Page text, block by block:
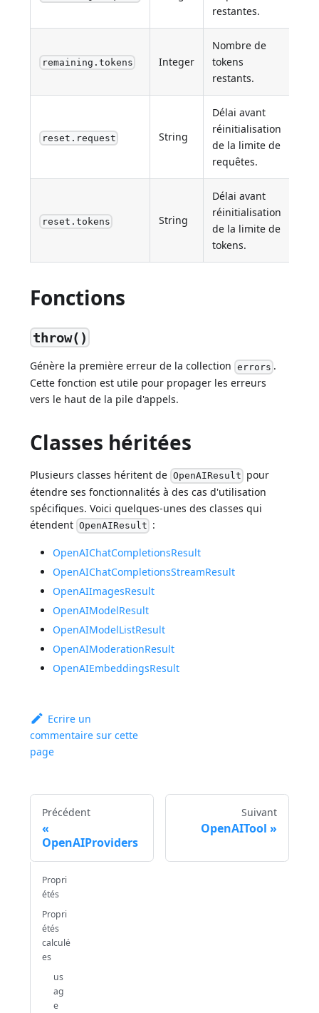
restantes.
remaining.tokens Integer
Nombre de
tokens
restants.
reset.request String
Délai avant
réinitialisation
de la limite de
requêtes.
reset.tokens String
Délai avant
réinitialisation
de la limite de
tokens.
Fonctions
throw()
Génère la première erreur de la collection errors .
Cette fonction est utile pour propager les erreurs
vers le haut de la pile d'appels.
Classes héritées
Plusieurs classes héritent de OpenAIResult pour
étendre ses fonctionnalités à des cas d'utilisation
spécifiques. Voici quelques-unes des classes qui
étendent OpenAIResult :
OpenAIChatCompletionsResult
OpenAIChatCompletionsStreamResult
OpenAIImagesResult
OpenAIModelResult
OpenAIModelListResult
OpenAIModerationResult
OpenAIEmbeddingsResult
Ecrire un
commentaire sur cette
page
Précédent
OpenAIProviders
Suivant
OpenAITool
Propri
étés
Propri
étés
calculé
es
us
ag
e